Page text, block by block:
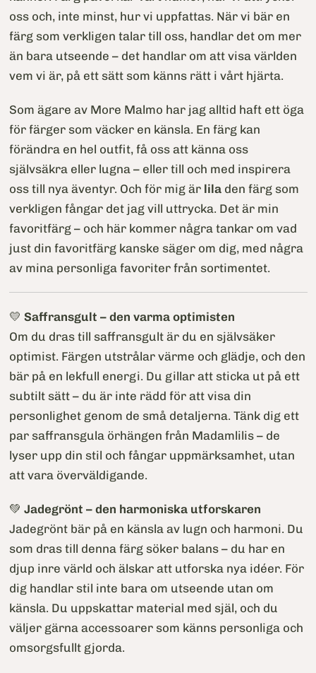
oss och, inte minst, hur vi uppfattas. När vi bär en
färg som verkligen talar till oss, handlar det om mer
än bara utseende – det handlar om att visa världen
vem vi är, på ett sätt som känns rätt i vårt hjärta.
Som ägare av More Malmo har jag alltid haft ett öga
för färger som väcker en känsla. En färg kan
förändra en hel outfit, få oss att känna oss
självsäkra eller lugna – eller till och med inspirera
oss till nya äventyr. Och för mig är liladen färg som
verkligen fångar det jag vill uttrycka. Det är min
favoritfärg – och här kommer några tankar om vad
just din favoritfärg kanske säger om dig, med några
av mina personliga favoriter från sortimentet.
💛 Saffransgult – den varma optimisten
Om du dras till saffransgult är du en självsäker
optimist. Färgen utstrålar värme och glädje, och den
bär på en lekfull energi. Du gillar att sticka ut på ett
subtilt sätt – du är inte rädd för att visa din
personlighet genom de små detaljerna. Tänk dig ett
par saffransgula örhängen från Madamlilis – de
lyser upp din stil och fångar uppmärksamhet, utan
att vara överväldigande.
💚 Jadegrönt – den harmoniska utforskaren
Jadegrönt bär på en känsla av lugn och harmoni. Du
som dras till denna färg söker balans – du har en
djup inre värld och älskar att utforska nya idéer. För
dig handlar stil inte bara om utseende utan om
känsla. Du uppskattar material med själ, och du
väljer gärna accessoarer som känns personliga och
omsorgsfullt gjorda.